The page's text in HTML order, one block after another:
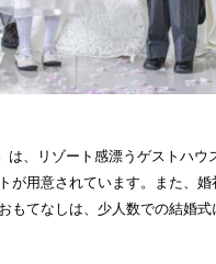
、リゾート感漂うゲストハウ
が用意されています。また、
てなしは、少人数での結婚式